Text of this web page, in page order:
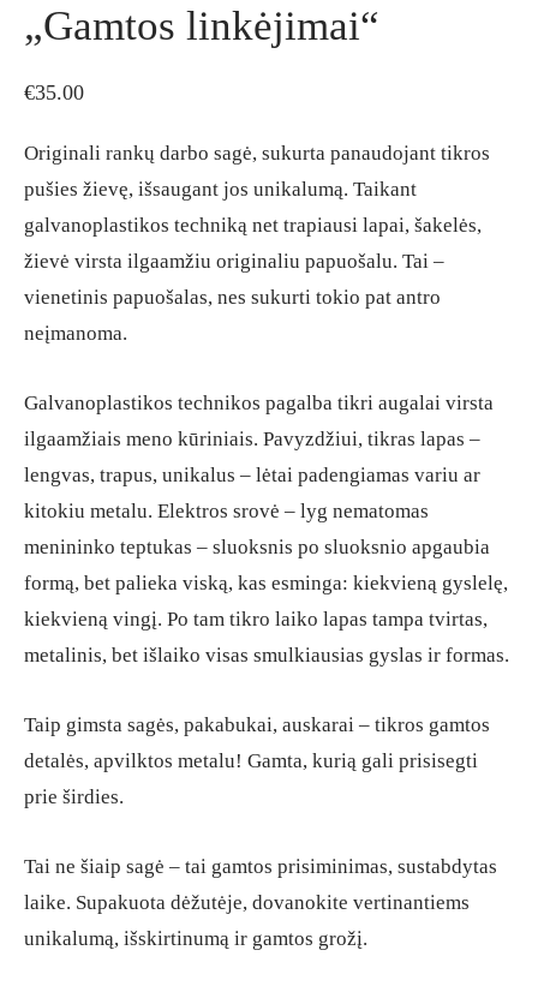
„Gamtos linkėjimai“
€35.00
Originali rankų darbo sagė, sukurta panaudojant tikros
pušies žievę, išsaugant jos unikalumą. Taikant
galvanoplastikos techniką net trapiausi lapai, šakelės,
žievė virsta ilgaamžiu originaliu papuošalu. Tai –
vienetinis papuošalas, nes sukurti tokio pat antro
neįmanoma.
Galvanoplastikos technikos pagalba tikri augalai virsta
ilgaamžiais meno kūriniais. Pavyzdžiui, tikras lapas –
lengvas, trapus, unikalus – lėtai padengiamas variu ar
kitokiu metalu. Elektros srovė – lyg nematomas
menininko teptukas – sluoksnis po sluoksnio apgaubia
formą, bet palieka viską, kas esminga: kiekvieną gyslelę,
kiekvieną vingį. Po tam tikro laiko lapas tampa tvirtas,
metalinis, bet išlaiko visas smulkiausias gyslas ir formas.
Taip gimsta sagės, pakabukai, auskarai – tikros gamtos
detalės, apvilktos metalu! Gamta, kurią gali prisisegti
prie širdies.
Tai ne šiaip sagė – tai gamtos prisiminimas, sustabdytas
laike. Supakuota dėžutėje, dovanokite vertinantiems
unikalumą, išskirtinumą ir gamtos grožį.